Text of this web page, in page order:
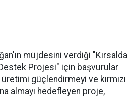
müjdesini verdiği "Kırsalda
Projesi" için başvurular
güçlendirmeyi ve kırmızı
almayı hedefleyen proje,